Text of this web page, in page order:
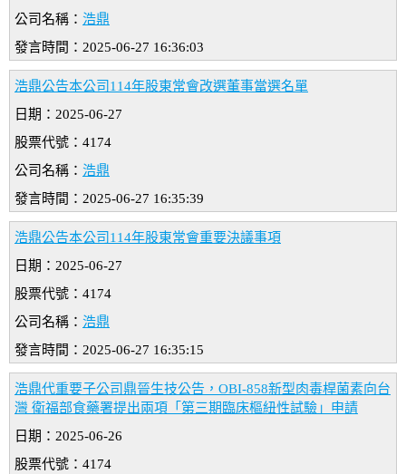
公司名稱： 浩鼎
發言時間：2025-06-27 16:36:03
浩鼎公告本公司114年股東常會改選董事當選名單
日期：2025-06-27
股票代號：4174
公司名稱： 浩鼎
發言時間：2025-06-27 16:35:39
浩鼎公告本公司114年股東常會重要決議事項
日期：2025-06-27
股票代號：4174
公司名稱： 浩鼎
發言時間：2025-06-27 16:35:15
浩鼎代重要子公司鼎晉生技公告，OBI-858新型肉毒桿菌素向台
灣 衛福部食藥署提出兩項「第三期臨床樞紐性試驗」申請
日期：2025-06-26
股票代號：4174